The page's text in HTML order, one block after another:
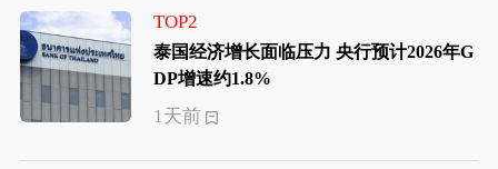
TOP2
泰国经济增长面临压力 央行预计2026年G
DP增速约1.8%
1天前